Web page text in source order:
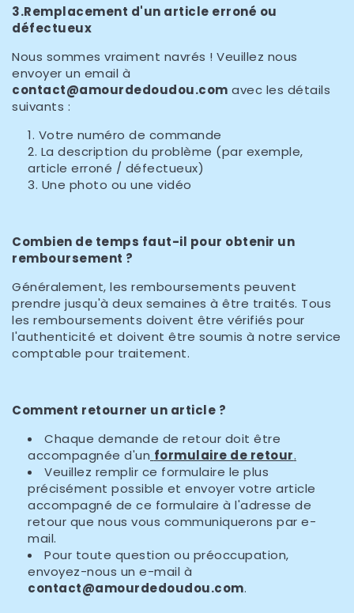
3.Remplacement d'un article erroné ou
défectueux
Nous sommes vraiment navrés ! Veuillez nous
envoyer un email à
contact@amourdedoudou.com avec les détails
suivants :
Votre numéro de commande
La description du problème (par exemple,
article erroné / défectueux)
Une photo ou une vidéo
Combien de temps faut-il pour obtenir un
remboursement ?
Généralement, les remboursements peuvent
prendre jusqu'à deux semaines à être traités. Tous
les remboursements doivent être vérifiés pour
l'authenticité et doivent être soumis à notre service
comptable pour traitement.
Comment retourner un article ?
Chaque demande de retour doit être
accompagnée d'un formulaire de retour.
Veuillez remplir ce formulaire le plus
précisément possible et envoyer votre article
accompagné de ce formulaire à l'adresse de
retour que nous vous communiquerons par e-
mail.
Pour toute question ou préoccupation,
envoyez-nous un e-mail à
contact@amourdedoudou.com.